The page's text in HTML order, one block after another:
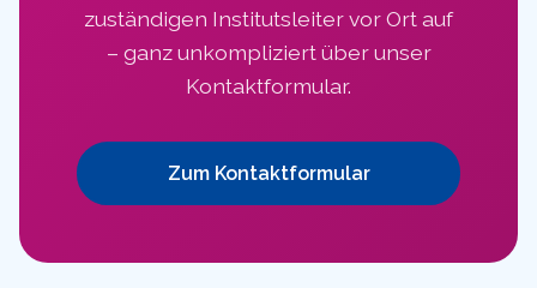
zuständigen Institutsleiter vor Ort auf
– ganz unkompliziert über unser
Kontaktformular.
Zum Kontaktformular